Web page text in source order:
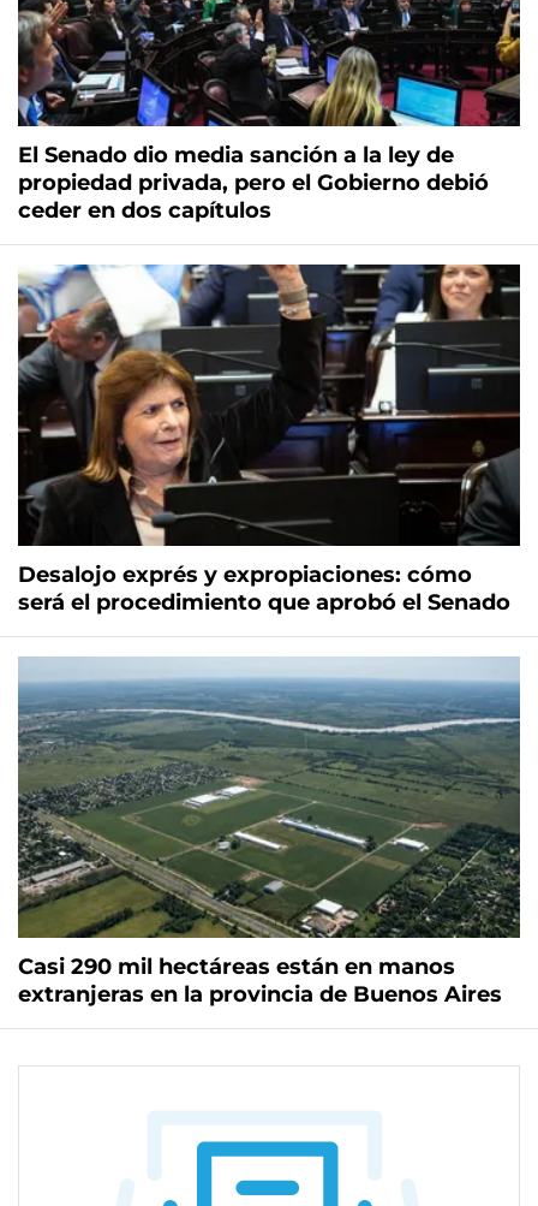
El Senado dio media sanción a la ley de
propiedad privada, pero el Gobierno debió
ceder en dos capítulos
Desalojo exprés y expropiaciones: cómo
será el procedimiento que aprobó el Senado
Casi 290 mil hectáreas están en manos
extranjeras en la provincia de Buenos Aires